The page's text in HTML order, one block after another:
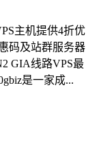
主机提供4折优
码及站群服务器
GIA线路VPS最
是一家成...